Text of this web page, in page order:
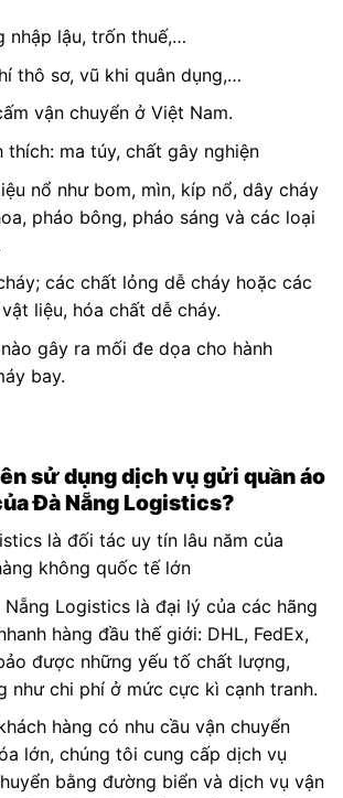
nhập lậu, trốn thuế,…
thô sơ, vũ khi quân dụng,…
vận chuyển ở Việt Nam.
thích: ma túy, chất gây nghiện
nổ như bom, mìn, kíp nổ, dây cháy
pháo bông, pháo sáng và các loại
các chất lỏng dễ cháy hoặc các
liệu, hóa chất dễ cháy.
gây ra mối đe dọa cho hành
bay.
sử dụngdịchvụ gửi quần áo
Đà Nẵng Logistics?
là đối tác uy tín lâu năm của
không quốc tế lớn
Logistics là đại lý của các hãng
hàng đầu thế giới: DHL, FedEx,
được những yếu tố chất lượng,
như chi phí ở mức cực kì cạnh tranh.
hàng có nhu cầu vận chuyển
lớn, chúng tôi cung cấp dịch vụ
bằng đường biển và dịch vụ vận